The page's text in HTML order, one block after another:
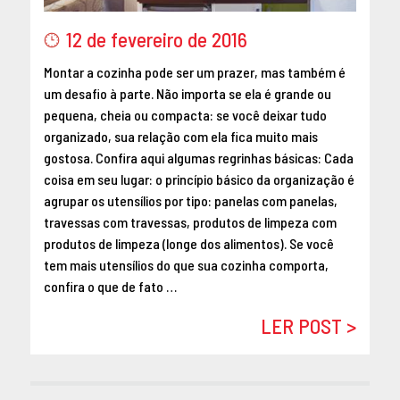
MAIO 2016
ABRIL 2016
MARÇO 2016
FEVEREIRO 2016
JANEIRO 2016
DEZEMBRO 2015
NOVEMBRO 2015
OUTUBRO 2015
SETEMBRO 2015
AGOSTO 2015
JULHO 2015
JUNHO 2015
12 de fevereiro de 2016
Montar a cozinha pode ser um prazer, mas também é
um desafio à parte. Não importa se ela é grande ou
pequena, cheia ou compacta: se você deixar tudo
organizado, sua relação com ela fica muito mais
gostosa. Confira aqui algumas regrinhas básicas: Cada
coisa em seu lugar: o princípio básico da organização é
agrupar os utensílios por tipo: panelas com panelas,
travessas com travessas, produtos de limpeza com
produtos de limpeza (longe dos alimentos). Se você
tem mais utensílios do que sua cozinha comporta,
confira o que de fato …
LER POST >